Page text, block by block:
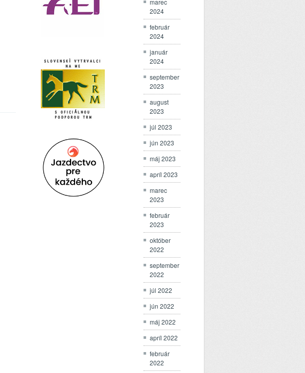
marec
2024
február
2024
január
2024
september
2023
august
2023
júl 2023
jún 2023
máj 2023
apríl 2023
marec
2023
február
2023
október
2022
september
2022
júl 2022
jún 2022
máj 2022
apríl 2022
február
2022